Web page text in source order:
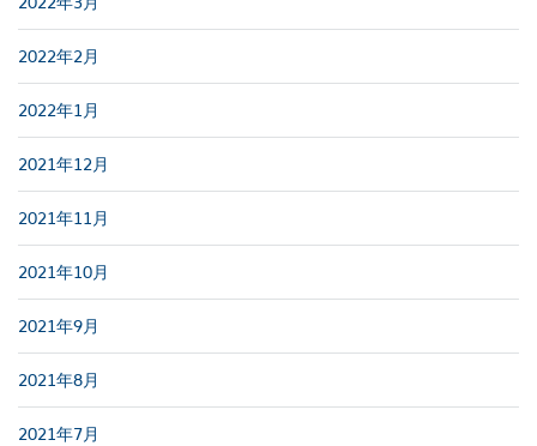
2022年2月
2022年1月
2021年12月
2021年11月
2021年10月
2021年9月
2021年8月
2021年7月